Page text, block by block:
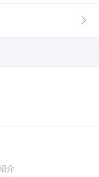
介